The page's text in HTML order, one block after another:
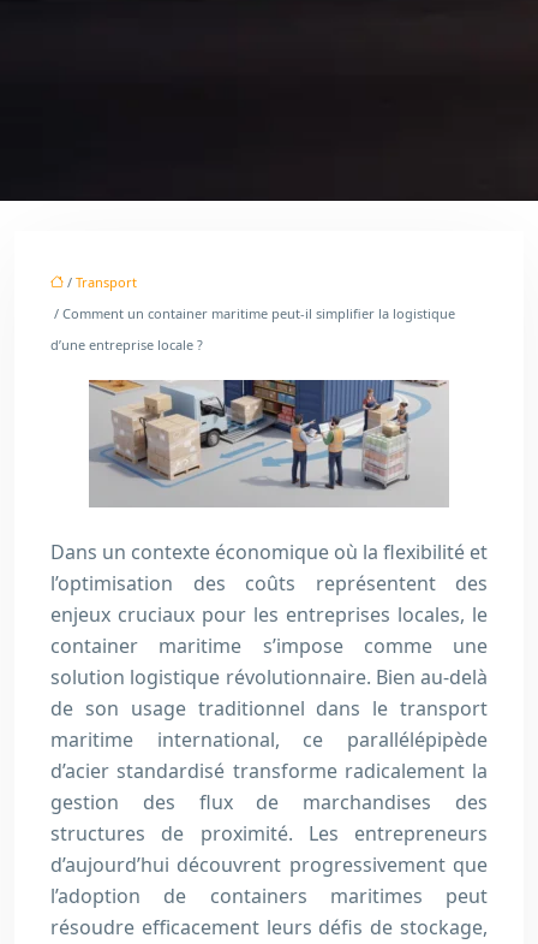
/ Transport
/ Comment un container maritime peut-il simplifier la logistique
d’une entreprise locale ?
Dans un contexte économique où la flexibilité et
l’optimisation des coûts représentent des
enjeux cruciaux pour les entreprises locales, le
container maritime s’impose comme une
solution logistique révolutionnaire. Bien au-delà
de son usage traditionnel dans le transport
maritime international, ce parallélépipède
d’acier standardisé transforme radicalement la
gestion des flux de marchandises des
structures de proximité. Les entrepreneurs
d’aujourd’hui découvrent progressivement que
l’adoption de containers maritimes peut
résoudre efficacement leurs défis de stockage,